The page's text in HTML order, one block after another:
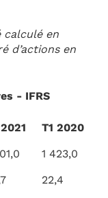
en
d’actions en
- IFRS
T1 2020
1 423,0
22,4